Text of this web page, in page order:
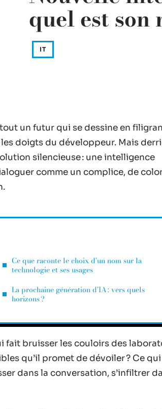
quel est son
IT
un futur qui se dessine en
doigts du développeur. Mais
silencieuse : une intelligence
comme un complice, de
Ce que raconte le choix d’un nom sur la
technologie et ses usages
La prochaine génération d’IA : vers quels
horizons ?
fait bruisser les couloirs des
qu’il promet de dévoiler ? Ce
dans la conversation, s’infiltrer